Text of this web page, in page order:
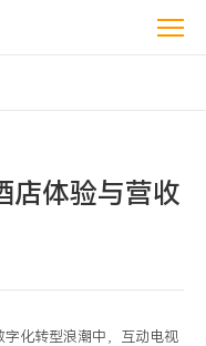
店体验与营收
化转型浪潮中，互动电视